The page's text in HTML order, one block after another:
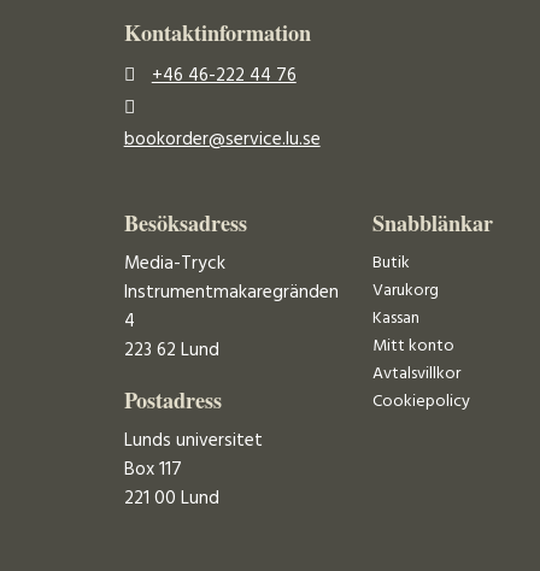
Kontaktinformation
+46 46-222 44 76
bookorder@service.lu.se
Besöksadress
Media-Tryck
Instrumentmakaregränden
4
223 62 Lund
Postadress
Lunds universitet
Box 117
221 00 Lund
Snabblänkar
Butik
Varukorg
Kassan
Mitt konto
Avtalsvillkor
Cookiepolicy